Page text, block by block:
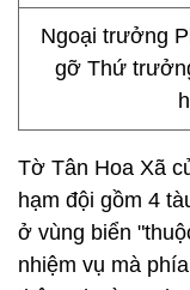
Ngoại trưởng
gỡ Thứ
Tờ Tân Hoa Xã
hạm đội gồm 4
ở vùng biển
nhiệm vụ mà